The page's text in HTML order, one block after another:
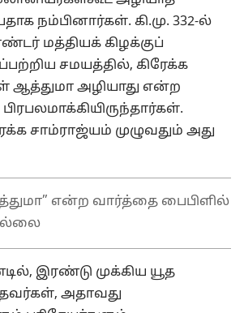
நம்பினார்கள். கி.மு. 332-ல்
மத்தியக் கிழக்குப்
சமயத்தில், கிரேக்க
ஆத்துமா அழியாது என்ற
சாம்ராஜ்யம் முழுவதும் அது
என்ற வார்த்தை பைபிளில்
இரண்டு முக்கிய யூத
அதாவது